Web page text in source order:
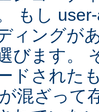
もし
ィングが
びます。
ドされた
混ざって